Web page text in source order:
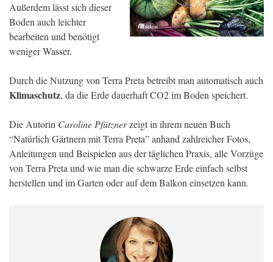
Außerdem lässt sich dieser
Boden auch leichter
bearbeiten und benötigt
weniger Wasser.
Durch die Nutzung von Terra Preta betreibt man automatisch auch
Klimaschutz, da die Erde dauerhaft CO2 im Boden speichert.
Die Autorin Caroline Pfütznerzeigt in ihrem neuen Buch
“Natürlich Gärtnern mit Terra Preta” anhand zahlreicher Fotos,
Anleitungen und Beispielen aus der täglichen Praxis, alle Vorzüge
von Terra Preta und wie man die schwarze Erde einfach selbst
herstellen und im Garten oder auf dem Balkon einsetzen kann.